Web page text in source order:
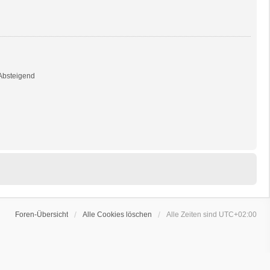
Foren-Übersicht Alle Cookies löschen Alle Zeiten sind UTC+02:00